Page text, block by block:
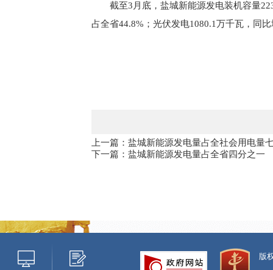
截至3月底，盐城新能源发电装机容量
占全省44.8%；光伏发电1080.1万千瓦，同
上一篇：盐城新能源发电量占全社会用电量
下一篇：盐城新能源发电量占全省四分之一
版